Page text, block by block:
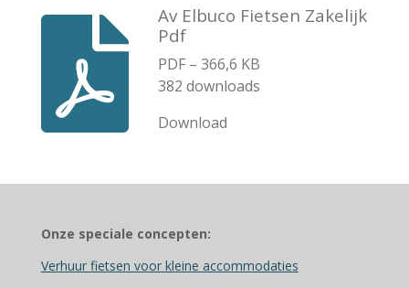
Av Elbuco Fietsen Zakelijk
Pdf
PDF – 366,6 KB
382 downloads
Download
Onze speciale concepten:
Verhuur fietsen voor kleine accommodaties